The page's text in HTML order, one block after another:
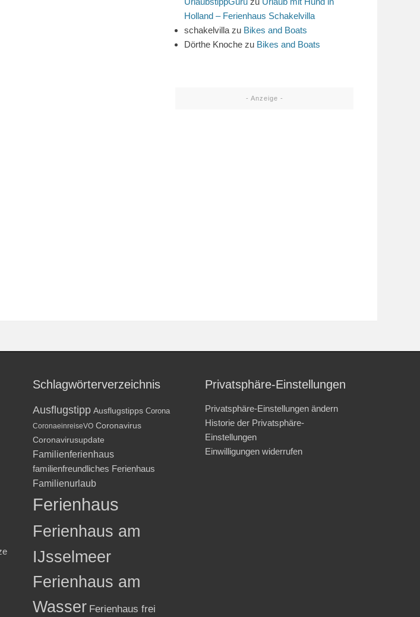
Holland – Ferienhaus Schakelvilla
schakelvilla zu Bikes and Boats
Dörthe Knoche zu Bikes and Boats
- Anzeige -
Schlagwörterverzeichnis
Ausflugstipp Ausflugstipps Corona
CoronaeinreiseVO Coronavirus
Coronavirusupdate
Familienferienhaus
familienfreundliches Ferienhaus
Familienurlaub
Ferienhaus
Ferienhaus am
IJsselmeer
Ferienhaus am
Wasser Ferienhaus frei
Privatsphäre-Einstellungen
Privatsphäre-Einstellungen ändern
Historie der Privatsphäre-
Einstellungen
Einwilligungen widerrufen